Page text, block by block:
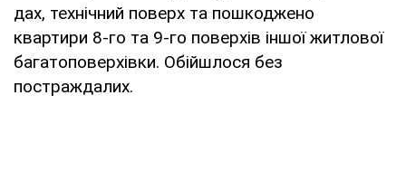
дах, технічний поверх та пошкоджено
квартири 8-го та 9-го поверхів іншої житлової
багатоповерхівки. Обійшлося без
постраждалих.